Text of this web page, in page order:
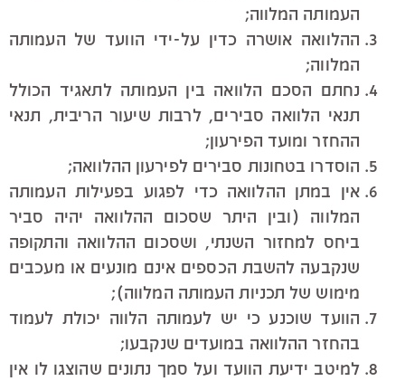
העמותה המלווה;
ההלוואה אושרה כדין על-ידי הוועד של העמותה
המלווה;
נחתם הסכם הלוואה בין העמותה לתאגיד הכולל
תנאי הלוואה סבירים, לרבות שיעור הריבית, תנאי
ההחזר ומועד הפירעון;
הוסדרו בטחונות סבירים לפירעון ההלוואה;
אין במתן ההלוואה כדי לפגוע בפעילות העמותה
המלווה (ובין היתר שסכום ההלוואה יהיה סביר
ביחס למחזור השנתי, ושסכום ההלוואה והתקופה
שנקבעה להשבת הכספים אינם מונעים או מעכבים
מימוש של תכניות העמותה המלווה);
הוועד שוכנע כי יש לעמותה הלווה יכולת לעמוד
בהחזר ההלוואה במועדים שנקבעו;
למיטב ידיעת הוועד ועל סמך נתונים שהוצגו לו אין